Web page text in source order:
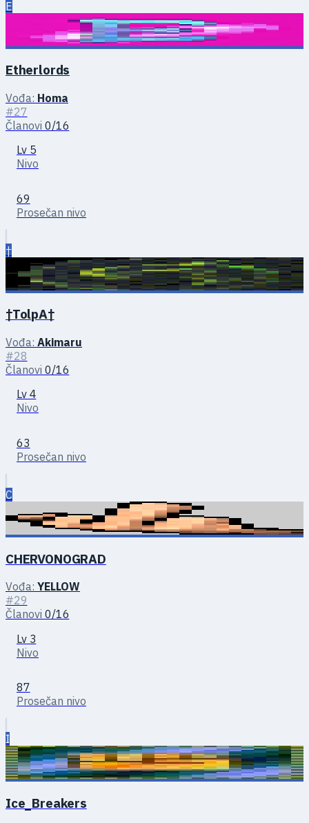
E
Etherlords
Vođa: Homa
#27
Članovi 0/16
Lv 5
Nivo
69
Prosečan nivo
†
†TolpA†
Vođa: Akimaru
#28
Članovi 0/16
Lv 4
Nivo
63
Prosečan nivo
C
CHERVONOGRAD
Vođa: YELLOW
#29
Članovi 0/16
Lv 3
Nivo
87
Prosečan nivo
I
Ice_Breakers